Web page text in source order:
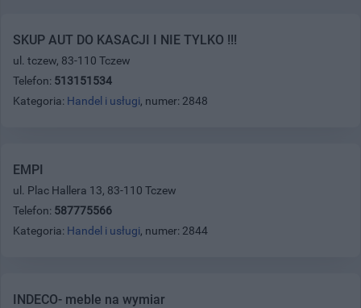
SKUP AUT DO KASACJI I NIE TYLKO !!!
ul. tczew, 83-110 Tczew
Telefon: 513151534
Kategoria: Handel i usługi, numer: 2848
EMPI
ul. Plac Hallera 13, 83-110 Tczew
Telefon: 587775566
Kategoria: Handel i usługi, numer: 2844
INDECO- meble na wymiar